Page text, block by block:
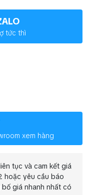
tức thì
xem hàng
tục và cam kết giá
hoặc yêu cầu báo
giá nhanh nhất có